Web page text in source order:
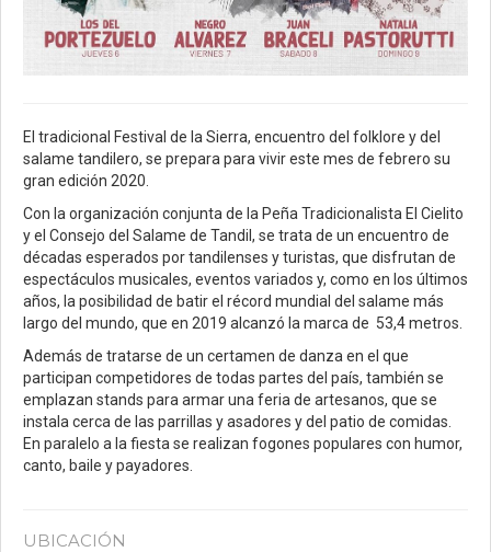
El tradicional Festival de la Sierra, encuentro del folklore y del
salame tandilero, se prepara para vivir este mes de febrero su
gran edición 2020.
Con la organización conjunta de la Peña Tradicionalista El Cielito
y el Consejo del Salame de Tandil, se trata de un encuentro de
décadas esperados por tandilenses y turistas, que disfrutan de
espectáculos musicales, eventos variados y, como en los últimos
años, la posibilidad de batir el récord mundial del salame más
largo del mundo, que en 2019 alcanzó la marca de 53,4 metros.
Además de tratarse de un certamen de danza en el que
participan competidores de todas partes del país, también se
emplazan stands para armar una feria de artesanos, que se
instala cerca de las parrillas y asadores y del patio de comidas.
En paralelo a la fiesta se realizan fogones populares con humor,
canto, baile y payadores.
UBICACIÓN